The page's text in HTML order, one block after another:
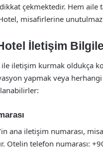
çekmektedir. Hem
misafirlerine
İletişim
iletişim kurmak oldukça
yapmak veya
ana iletişim numarası,
Otelin telefon numarası: